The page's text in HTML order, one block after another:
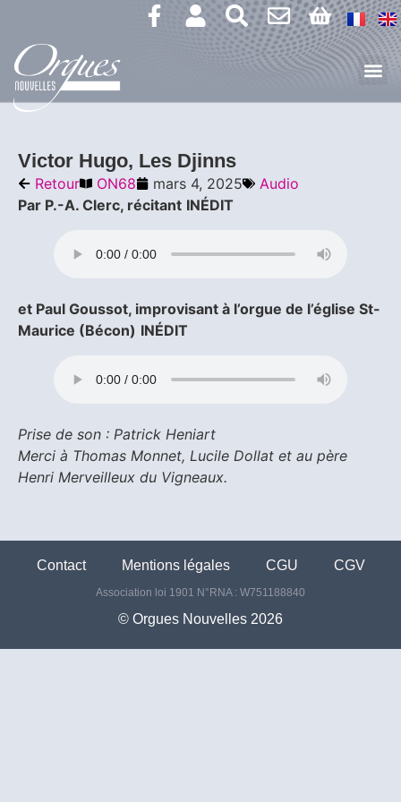
Victor Hugo, Les Djinns
Retour ON68 mars 4, 2025
Audio
Par P.-A. Clerc, récitant INÉDIT
et Paul Goussot, improvisant à l’orgue de l’église St-
Maurice (Bécon) INÉDIT
Prise de son : Patrick Heniart
Merci à Thomas Monnet, Lucile Dollat et au père
Henri Merveilleux du Vigneaux.
©️ Orgues Nouvelles 2026
Association loi 1901 N°RNA : W751188840
Contact Mentions légales CGU CGV